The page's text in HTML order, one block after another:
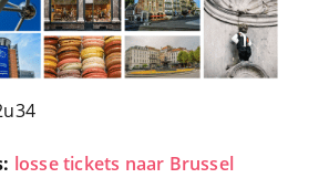
losse tickets naar Brussel